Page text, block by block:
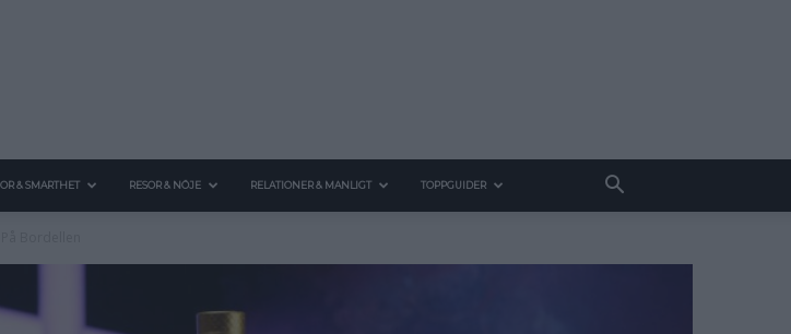
& SMARTHET RESOR & NÖJE RELATIONER & MANLIGT TOPPGUIDER